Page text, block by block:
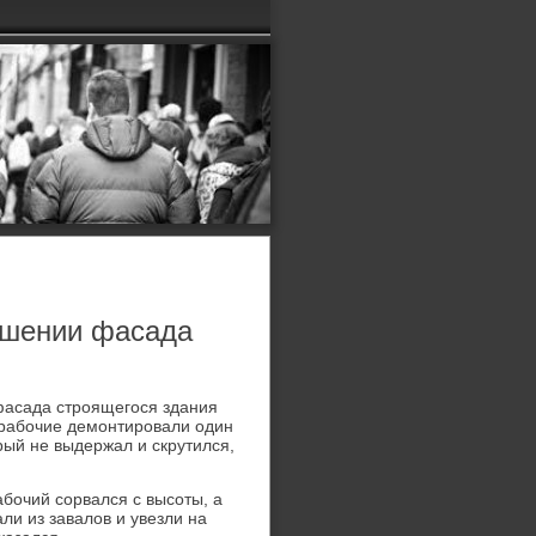
фасада
строящегося здания
демонтировали один
не выдержал и скрутился,
сорвался с высоты, а
из завалοв и увезли на